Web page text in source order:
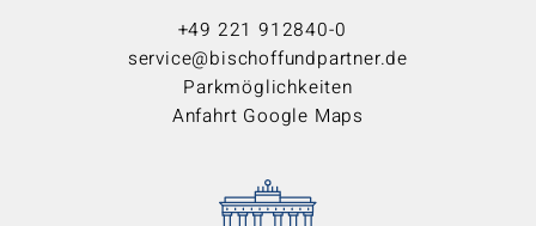
+49 221 912840-0
service@bischoffundpartner.de
Parkmöglichkeiten
Anfahrt Google Maps